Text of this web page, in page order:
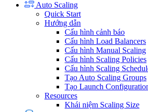
Auto Scaling
Quick Start
Hướng dẫn
Cấu hình cảnh báo
Cấu hình Load Balancers
Cấu hình Manual Scaling
Cấu hình Scaling Policies
Cấu hình Scaling
Tạo Auto Scaling Groups
Tạo Launch
Resources
Khái niệm Scaling Size